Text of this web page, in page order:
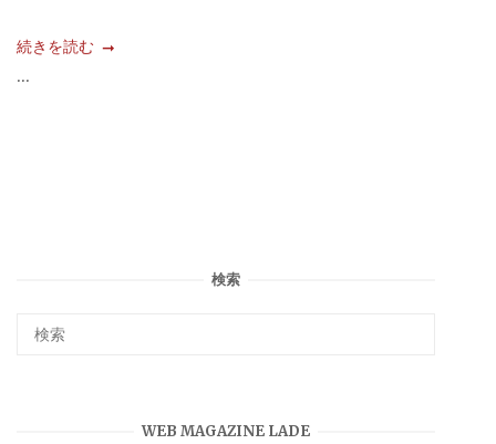
続きを読む
...
検索
WEB MAGAZINE LADE